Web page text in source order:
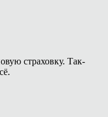
страховку. Так-